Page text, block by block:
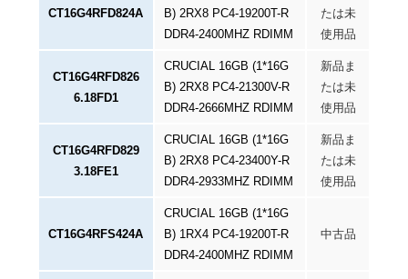
CT16G4RFD824A
B) 2RX8 PC4-19200T-R
DDR4-2400MHZ RDIMM
たは未
使用品
CT16G4RFD826
6.18FD1
CRUCIAL 16GB (1*16G
B) 2RX8 PC4-21300V-R
DDR4-2666MHZ RDIMM
新品ま
たは未
使用品
CT16G4RFD829
3.18FE1
CRUCIAL 16GB (1*16G
B) 2RX8 PC4-23400Y-R
DDR4-2933MHZ RDIMM
新品ま
たは未
使用品
CT16G4RFS424A
CRUCIAL 16GB (1*16G
B) 1RX4 PC4-19200T-R
DDR4-2400MHZ RDIMM
中古品